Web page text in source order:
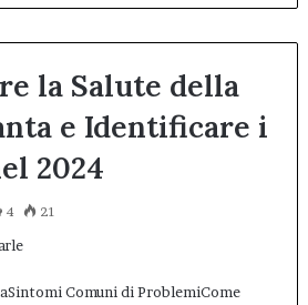
la Salute della
e Identificare i
2024
4 21
Comuni di ProblemiCome